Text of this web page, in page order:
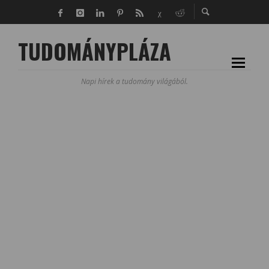
TUDOMÁNYPLÁZA
Napi hírek a tudomány világából.